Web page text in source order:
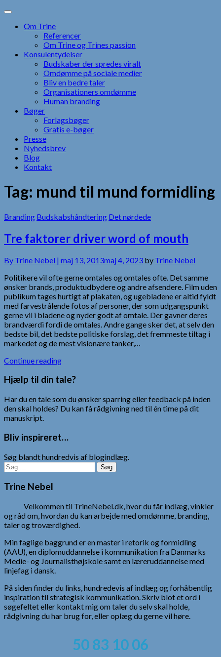
Skip
contentOm Trine
Referencer
Om Trine og Trines passion
Konsulentydelser
Budskaber der spredes viralt
Omdømme på sociale medier
Bliv en bedre taler
Organisationers omdømme
Human branding
Bøger
Forlagsbøger
Gratis e-bøger
Presse
Nyhedsbrev
Blog
Kontakt
Tag: mund til mund formidling
Branding Budskabshåndtering Det nørdede
Tre faktorer driver word of mouth
By Trine Nebel | maj 13, 2013maj 4, 2023 by Trine Nebel
Politikere vil ofte gerne omtales og omtales ofte. Det samme
ønsker brands, produktudbydere og andre afsendere. Film uden
publikum tages hurtigt af plakaten, og ugebladene er altid fyldt
med farvestrålende fotos af personer, der som udgangspunkt
gerne vil i bladene og nyder godt af omtale. Der gavner deres
brandværdi fordi de omtales. Andre gange sker det, at selv den
bedste bil, det bedste politiske forslag, det fremmeste tiltag i
markedet og de mest visionære tanker,…
Continue reading
Hjælp til din tale?
Har du en tale som du ønsker sparring eller feedback på inden
den skal holdes? Du kan få rådgivning ned til én time på dit
manuskript.
Bliv inspireret…
Søg blandt hundredvis af blogindlæg.
Søg
efter:
Trine Nebel
Velkommen til TrineNebel.dk, hvor du får indlæg, vinkler
og råd om, hvordan du kan arbejde med omdømme, branding,
taler og troværdighed.
Min faglige baggrund er en master i retorik og formidling
(AAU), en diplomuddannelse i kommunikation fra Danmarks
Medie- og Journalisthøjskole samt en læreruddannelse med
linjefag i dansk.
På siden finder du links, hundredevis af indlæg og forhåbentlig
inspiration til strategisk kommunikation. Skriv blot et ord i
søgefeltet eller kontakt mig om taler du selv skal holde,
rådgivning du har brug for, eller oplæg du gerne vil høre.
50 83 10 06